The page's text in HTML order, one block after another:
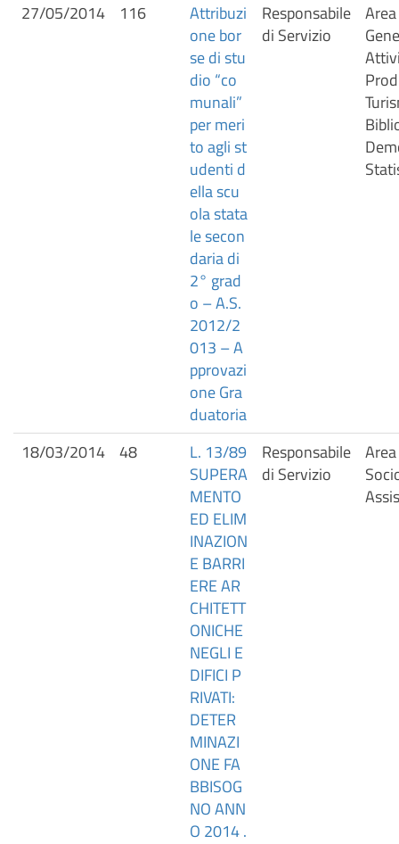
27/05/2014 116
Attribuzi
one bor
se di stu
dio “co
munali”
per meri
to agli st
udenti d
ella scu
ola stata
le secon
daria di
2° grad
o – A.S.
2012/2
013 – A
pprovazi
one Gra
duatoria
Responsabile
di Servizio
18/03/2014 48
L. 13/89
SUPERA
MENTO
ED ELIM
INAZION
E BARRI
ERE AR
CHITETT
ONICHE
NEGLI E
DIFICI P
RIVATI:
DETER
MINAZI
ONE FA
BBISOG
NO ANN
O 2014 .
Responsabile
di Servizio